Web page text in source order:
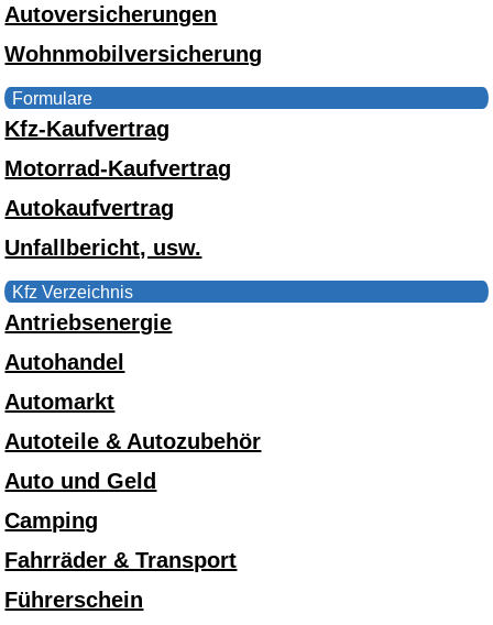
Autoversicherungen
Wohnmobilversicherung
Formulare
Kfz-Kaufvertrag
Motorrad-Kaufvertrag
Autokaufvertrag
Unfallbericht, usw.
Kfz Verzeichnis
Antriebsenergie
Autohandel
Automarkt
Autoteile & Autozubehör
Auto und Geld
Camping
Fahrräder & Transport
Führerschein